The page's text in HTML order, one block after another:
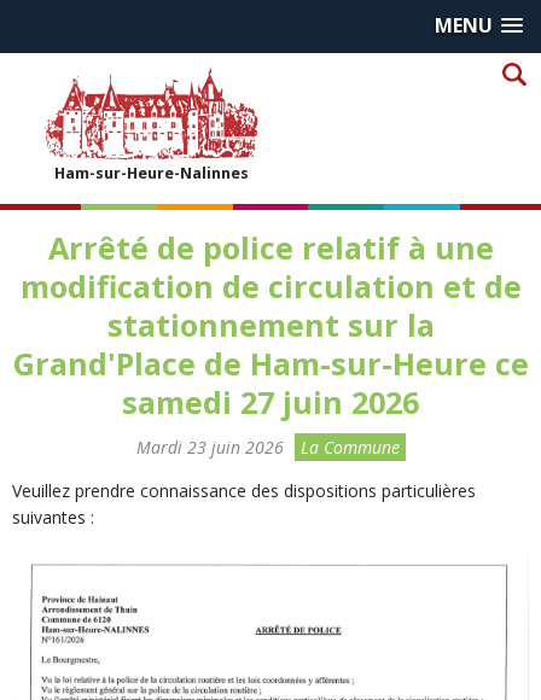
MENU
Ham-sur-Heure-Nalinnes
Arrêté de police relatif à une
modification de circulation et de
stationnement sur la
Grand'Place de Ham-sur-Heure ce
samedi 27 juin 2026
Mardi 23 juin 2026
La Commune
Veuillez prendre connaissance des dispositions particulières
suivantes :